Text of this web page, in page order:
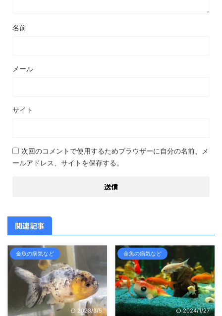
名前
メール
サイト
次回のコメントで使用するためブラウザーに自分の名前、メ
ールアドレス、サイトを保存する。
関連記事
金魚の病気など
2023/3/5
金魚の病気など
2024/1/27